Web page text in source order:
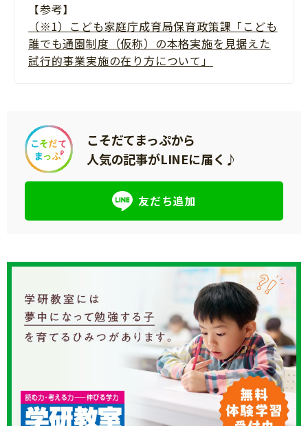
【参考】
（※1）こども家庭庁成育局保育政策課「こども
誰でも通園制度（仮称）の本格実施を見据えた
試行的事業実施の在り方について」
こそだてまっぷから
人気の記事がLINEに届く♪
友だち追加